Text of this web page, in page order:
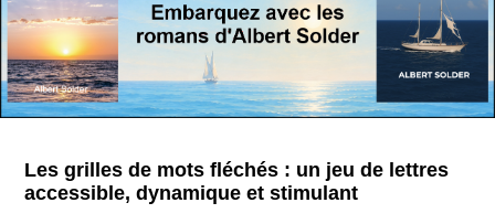
Les grilles de mots fléchés : un jeu de lettres
accessible, dynamique et stimulant